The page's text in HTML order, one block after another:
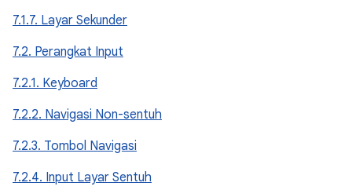
7.1.7. Layar Sekunder
7.2. Perangkat Input
7.2.1. Keyboard
7.2.2. Navigasi Non-sentuh
7.2.3. Tombol Navigasi
7.2.4. Input Layar Sentuh